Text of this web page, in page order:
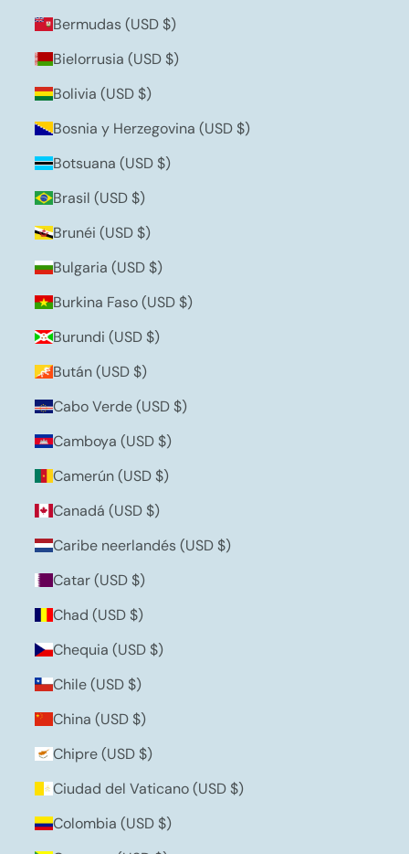
Bermudas (USD $)
Bielorrusia (USD $)
Bolivia (USD $)
Bosnia y Herzegovina (USD $)
Botsuana (USD $)
Brasil (USD $)
Brunéi (USD $)
Bulgaria (USD $)
Burkina Faso (USD $)
Burundi (USD $)
Bután (USD $)
Cabo Verde (USD $)
Camboya (USD $)
Camerún (USD $)
Canadá (USD $)
Caribe neerlandés (USD $)
Catar (USD $)
Chad (USD $)
Chequia (USD $)
Chile (USD $)
China (USD $)
Chipre (USD $)
Ciudad del Vaticano (USD $)
Colombia (USD $)